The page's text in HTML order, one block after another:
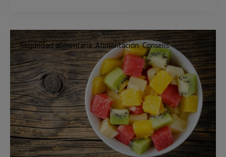
Seguridad alimentaria,Alimentación,Consells
Fruita
tallada:
com
garantir
la
seguretat
alimentària?